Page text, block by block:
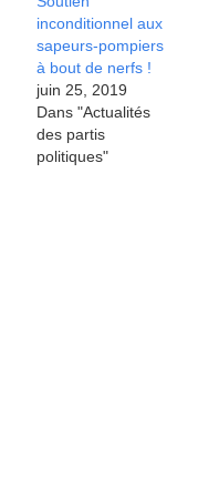
inconditionnel aux
sapeurs-pompiers
à bout de nerfs !
juin 25, 2019
Dans "Actualités
des partis
politiques"